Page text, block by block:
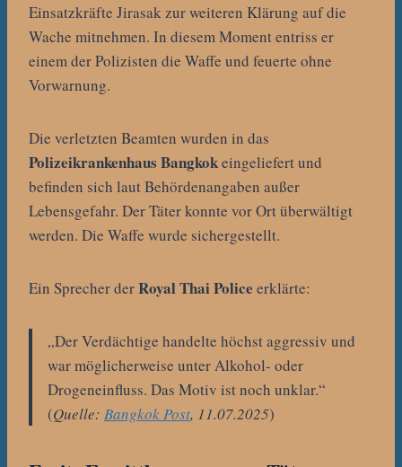
Einsatzkräfte Jirasak zur weiteren Klärung auf die
Wache mitnehmen. In diesem Moment entriss er
einem der Polizisten die Waffe und feuerte ohne
Vorwarnung.
Die verletzten Beamten wurden in das
Polizeikrankenhaus Bangkokeingeliefert und
befinden sich laut Behördenangaben außer
Lebensgefahr. Der Täter konnte vor Ort überwältigt
werden. Die Waffe wurde sichergestellt.
Ein Sprecher derRoyal Thai Police erklärte:
„Der Verdächtige handelte höchst aggressiv und
war möglicherweise unter Alkohol- oder
Drogeneinfluss. Das Motiv ist noch unklar.“
(Quelle: Bangkok Post, 11.07.2025)